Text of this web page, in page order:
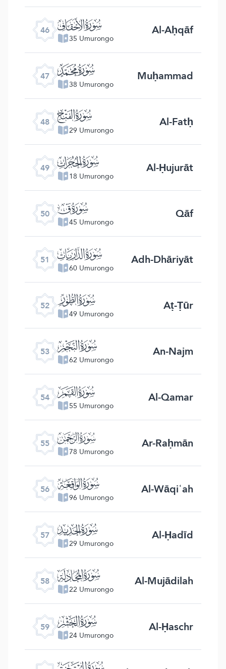
46 ﯛ
35 Umurongo Al-Aḥqāf
47 ﯜ
38 Umurongo Muḥammad
48 ﯝ
29 Umurongo Al-Fatḥ
49 ﯞ
18 Umurongo Al-Ḥujurāt
50 ﯟ
45 Umurongo Qāf
51 ﯠ
60 Umurongo Adh-Dhāriyāt
52 ﯡ
49 Umurongo Aṭ-Ṭūr
53 ﯢ
62 Umurongo An-Najm
54 ﯣ
55 Umurongo Al-Qamar
55 ﯤ
78 Umurongo Ar-Raḥmān
56 ﯥ
96 Umurongo Al-Wāqiʿah
57 ﯦ
29 Umurongo Al-Ḥadīd
58 ﯧ
22 Umurongo Al-Mujādilah
59 ﯨ
24 Umurongo Al-Ḥaschr